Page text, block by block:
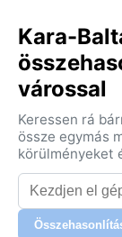
kapujaként
nyugalom és a
határozza meg.
tartozik, ami
viszonylag
hőmérséklet
levegő
perzselőek. A
Kara-
várossal
Keressen rá
össze egymás
körülményeket